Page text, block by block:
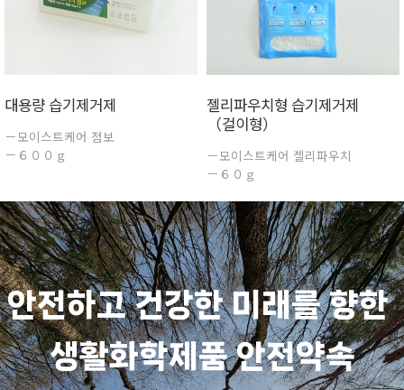
대용량 습기제거제
－모이스트케어 점보
－６００ｇ
젤리파우치형 습기제거제
（걸이형）
－모이스트케어 젤리파우치
－６０ｇ
안전하고 건강한 미래를 향한
생활화학제품 안전약속